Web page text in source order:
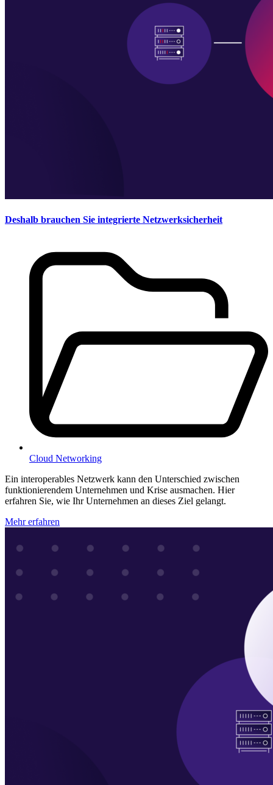
Deshalb brauchen Sie integrierte Netzwerksicherheit
Cloud Networking
Ein interoperables Netzwerk kann den Unterschied zwischen
funktionierendem Unternehmen und Krise ausmachen. Hier
erfahren Sie, wie Ihr Unternehmen an dieses Ziel gelangt.
Mehr erfahren